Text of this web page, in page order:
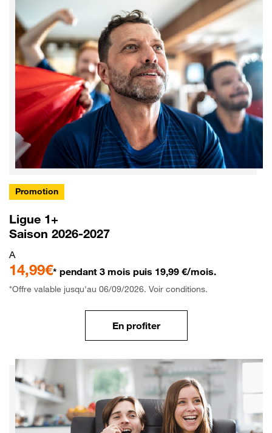
Promotion
Ligue 1+
Saison 2026-2027
A
14,99€* pendant 3 mois puis 19,99 €/mois.
*Offre valable jusqu'au 06/09/2026. Voir conditions.
En profiter